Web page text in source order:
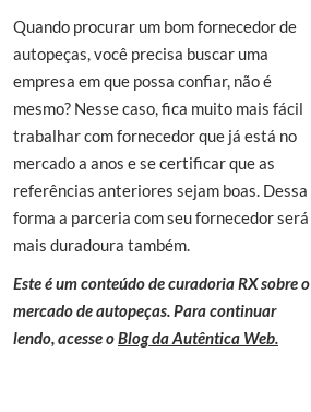
Quando procurar um bom fornecedor de
autopeças, você precisa buscar uma
empresa em que possa confiar, não é
mesmo? Nesse caso, fica muito mais fácil
trabalhar com fornecedor que já está no
mercado a anos e se certificar que as
referências anteriores sejam boas. Dessa
forma a parceria com seu fornecedor será
mais duradoura também.
Este é um conteúdo de curadoria RX sobre o
mercado de autopeças. Para continuar
lendo, acesse oBlog da Autêntica Web.